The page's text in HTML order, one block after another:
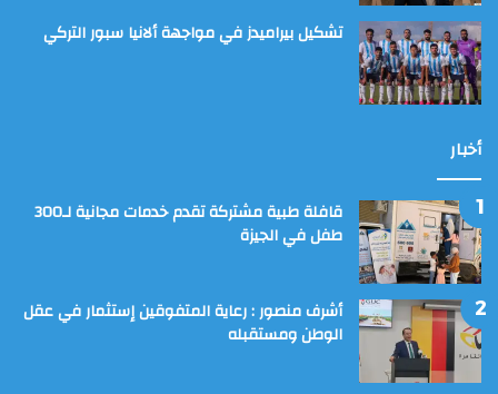
تشكيل بيراميدز في مواجهة ألانيا سبور التركي
أخبار
قافلة طبية مشتركة تقدم خدمات مجانية لـ300
طفل في الجيزة
أشرف منصور : رعاية المتفوقين إستثمار في عقل
الوطن ومستقبله